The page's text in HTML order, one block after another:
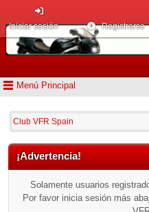
Menú Principal
Iniciar sesión Registrarse
Club VFR Spain
¡Advertencia!
Solamente usuarios
Por favor inicia sesión más